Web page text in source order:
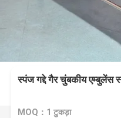
स्पंज गद्दे गैर चुंबकीय एम्बुलेंस
MOQ：1 टुकड़ा